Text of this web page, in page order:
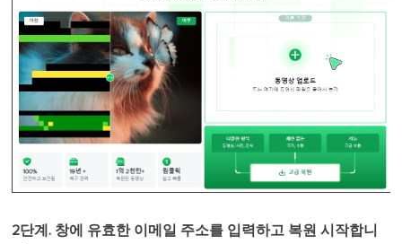
2단계. 창에 유효한 이메일 주소를 입력하고 복원 시작합니